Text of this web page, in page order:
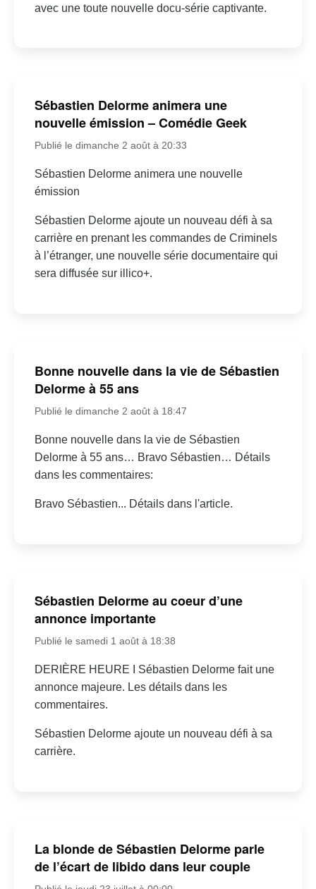
avec une toute nouvelle docu-série captivante.
Sébastien Delorme animera une
nouvelle émission – Comédie Geek
Publié le dimanche 2 août à 20:33
Sébastien Delorme animera une nouvelle
émission
Sébastien Delorme ajoute un nouveau défi à sa
carrière en prenant les commandes de Criminels
à l’étranger, une nouvelle série documentaire qui
sera diffusée sur illico+.
Bonne nouvelle dans la vie de Sébastien
Delorme à 55 ans
Publié le dimanche 2 août à 18:47
Bonne nouvelle dans la vie de Sébastien
Delorme à 55 ans… Bravo Sébastien… Détails
dans les commentaires:
Bravo Sébastien... Détails dans l'article.
Sébastien Delorme au coeur d’une
annonce importante
Publié le samedi 1 août à 18:38
DERIÈRE HEURE I Sébastien Delorme fait une
annonce majeure. Les détails dans les
commentaires.
Sébastien Delorme ajoute un nouveau défi à sa
carrière.
La blonde de Sébastien Delorme parle
de l’écart de libido dans leur couple